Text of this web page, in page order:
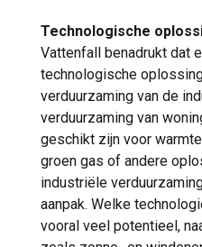
Technologische
Vattenfall benadrukt dat
technologische
verduurzaming van de
verduurzaming van
geschikt zijn voor
groen gas of andere
industriële
aanpak. Welke
vooral veel potentieel,